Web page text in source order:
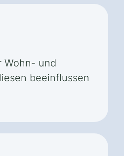
Wohn- und
beeinflussen